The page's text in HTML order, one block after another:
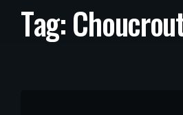
Tag:Choucrou